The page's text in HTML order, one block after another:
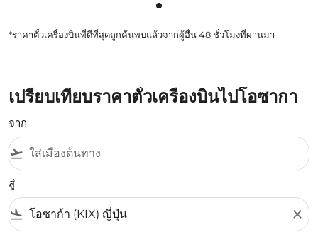
กำลังแสดง cmp-pagination-
*ราคาตั๋วเครื่องบินที่ดีที่สุดถูกค้นพบแล้วจากผู้อื่น 48 ชั่วโมงที่ผ่านมา
เปรียบเทียบราคาตั๋วเครื่องบินไปโอซากา
จาก
flight_takeoff
สู่
flight_land close